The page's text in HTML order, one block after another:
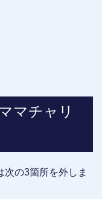
マチャリ
の3箇所を外しま